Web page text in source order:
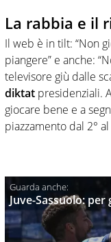
La rabbia e il
Il web è in tilt: “Non
piangere” e anche:
televisore giù dalle
diktat presidenziali.
giocare bene e a
piazzamento dal 2° al
Juve-Sassuolo: